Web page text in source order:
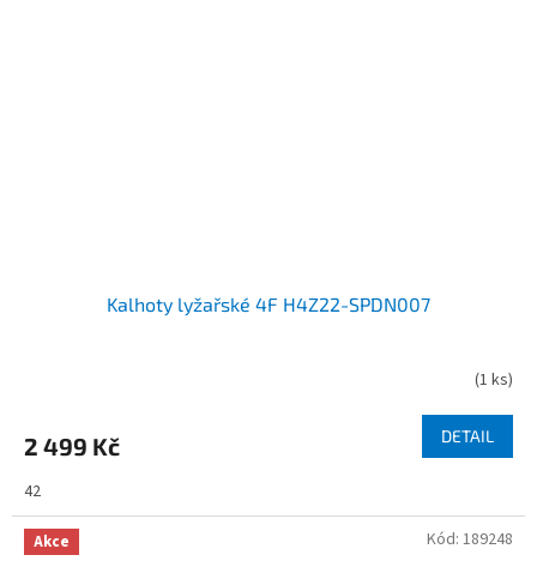
Kalhoty lyžařské 4F H4Z22-SPDN007
(1 ks)
2 499 Kč DETAIL
42
Akce Kód: 189248